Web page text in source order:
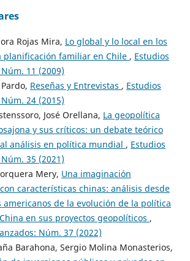
Rojas Mira, Lo global y lo local en los
planificación familiar en Chile , Estudios
11 (2009)
Reseñas y Entrevistas , Estudios
24 (2015)
José Orellana, La geopolítica
y sus críticos: un debate teórico
análisis en política mundial , Estudios
35 (2021)
Mery, Una imaginación
características chinas: análisis desde
americanos de la evolución de la política
en sus proyectos geopolíticos ,
Núm. 37 (2022)
Barahona, Sergio Molina Monasterios,